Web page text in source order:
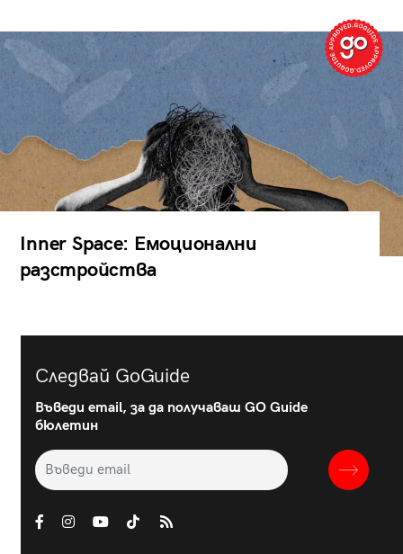
Inner Space: Емоционални
разстройства
Следвай GoGuide
Въведи email, за да получаваш GO Guide
бюлетин